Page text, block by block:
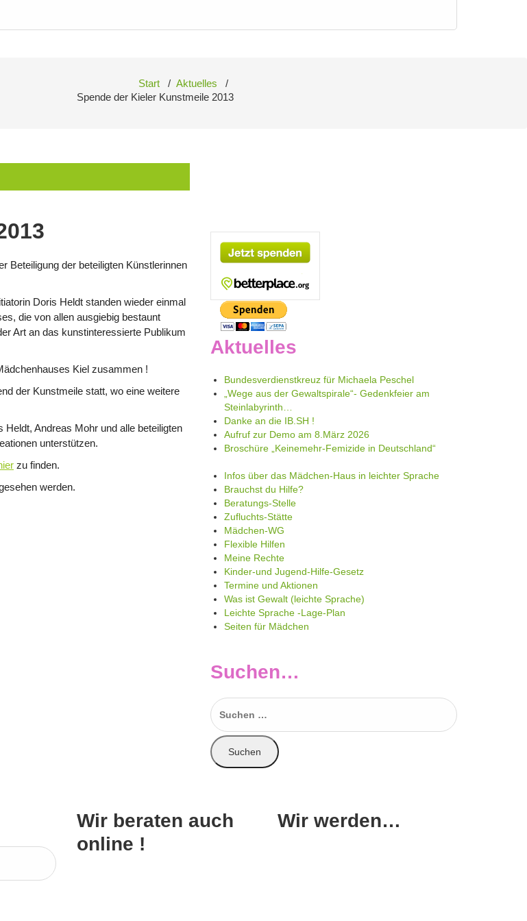
Start / Aktuelles /
Spende der Kieler Kunstmeile 2013
Beteiligung der beteiligten Künstlerinnen
Doris Heldt standen wieder einmal
die von allen ausgiebig bestaunt
Art an das kunstinteressierte Publikum
Kiel zusammen !
der Kunstmeile statt, wo eine weitere
Andreas Mohr und alle beteiligten
unterstützen.
zu finden.
werden.
Aktuelles
Bundesverdienstkreuz für Michaela Peschel
„Wege aus der Gewaltspirale“- Gedenkfeier am
Steinlabyrinth…
Danke an die IB.SH !
Aufruf zur Demo am 8.März 2026
Broschüre „Keinemehr-Femizide in Deutschland“
Infos über das Mädchen-Haus in leichter Sprache
Brauchst du Hilfe?
Beratungs-Stelle
Zufluchts-Stätte
Mädchen-WG
Flexible Hilfen
Meine Rechte
Kinder-und Jugend-Hilfe-Gesetz
Termine und Aktionen
Was ist Gewalt (leichte Sprache)
Leichte Sprache -Lage-Plan
Seiten für Mädchen
Suchen…
Suchen
nach:
Wir beraten auch
online !
Wir werden…